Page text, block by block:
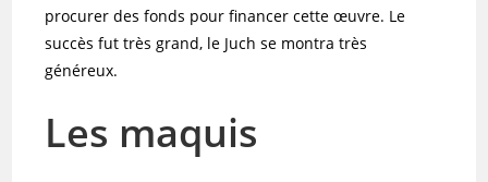
procurer des fonds pour financer cette œuvre. Le
succès fut très grand, le Juch se montra très
généreux.
Les maquis